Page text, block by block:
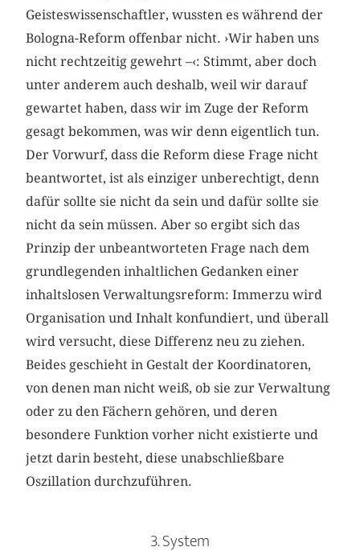
Geisteswissenschaftler, wussten es während der
Bologna-Reform offenbar nicht. ›Wir haben uns
nicht rechtzeitig gewehrt –‹: Stimmt, aber doch
unter anderem auch deshalb, weil wir darauf
gewartet haben, dass wir im Zuge der Reform
gesagt bekommen, was wir denn eigentlich tun.
Der Vorwurf, dass die Reform diese Frage nicht
beantwortet, ist als einziger unberechtigt, denn
dafür sollte sie nicht da sein und dafür sollte sie
nicht da sein müssen. Aber so ergibt sich das
Prinzip der unbeantworteten Frage nach dem
grundlegenden inhaltlichen Gedanken einer
inhaltslosen Verwaltungsreform: Immerzu wird
Organisation und Inhalt konfundiert, und überall
wird versucht, diese Differenz neu zu ziehen.
Beides geschieht in Gestalt der Koordinatoren,
von denen man nicht weiß, ob sie zur Verwaltung
oder zu den Fächern gehören, und deren
besondere Funktion vorher nicht existierte und
jetzt darin besteht, diese unabschließbare
Oszillation durchzuführen.
3. System